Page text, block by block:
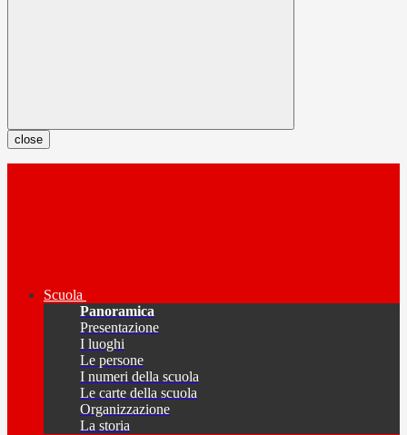
close
Scuola
Panoramica
Presentazione
I luoghi
Le persone
I numeri della scuola
Le carte della scuola
Organizzazione
La storia